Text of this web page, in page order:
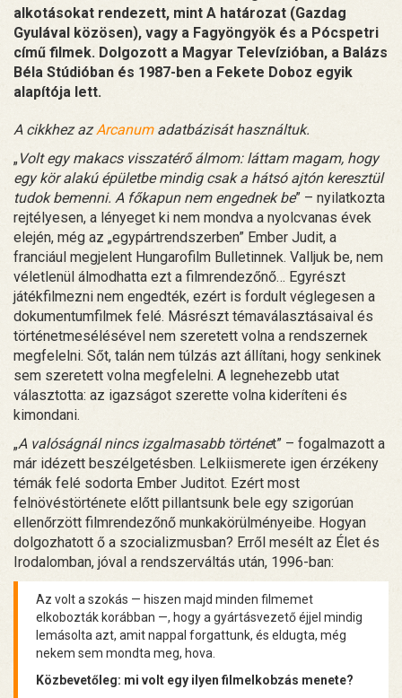
alkotásokat rendezett, mint A határozat (Gazdag
Gyulával közösen), vagy a Fagyöngyök és a Pócspetri
című filmek. Dolgozott a Magyar Televízióban, a Balázs
Béla Stúdióban és 1987-ben a Fekete Doboz egyik
alapítója lett.
A cikkhez azArcanumadatbázisát használtuk.
„Volt egy makacs visszatérő álmom: láttam magam, hogy
egy kör alakú épületbe mindig csak a hátsó ajtón keresztül
tudok bemenni. A főkapun nem engednek be” – nyilatkozta
rejtélyesen, a lényeget ki nem mondva a nyolcvanas évek
elején, még az „egypártrendszerben” Ember Judit, a
franciául megjelent Hungarofilm Bulletinnek. Valljuk be, nem
véletlenül álmodhatta ezt a filmrendezőnő… Egyrészt
játékfilmezni nem engedték, ezért is fordult véglegesen a
dokumentumfilmek felé. Másrészt témaválasztásaival és
történetmesélésével nem szeretett volna a rendszernek
megfelelni. Sőt, talán nem túlzás azt állítani, hogy senkinek
sem szeretett volna megfelelni. A legnehezebb utat
választotta: az igazságot szerette volna kideríteni és
kimondani.
„A valóságnál nincs izgalmasabb történet” – fogalmazott a
már idézett beszélgetésben. Lelkiismerete igen érzékeny
témák felé sodorta Ember Juditot. Ezért most
felnövéstörténete előtt pillantsunk bele egy szigorúan
ellenőrzött filmrendezőnő munkakörülményeibe. Hogyan
dolgozhatott ő a szocializmusban? Erről mesélt az Élet és
Irodalomban, jóval a rendszerváltás után, 1996-ban:
Az volt a szokás — hiszen majd minden filmemet
elkobozták korábban —, hogy a gyártásvezető éjjel mindig
lemásolta azt, amit nappal forgattunk, és eldugta, még
nekem sem mondta meg, hova.
Közbevetőleg: mi volt egy ilyen filmelkobzás menete?